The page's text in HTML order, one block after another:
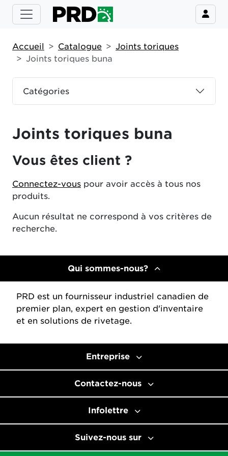
Catégories
Accueil Catalogue
Joints toriques
Joints toriques buna
Joints toriques buna
Vous êtes client ?
Connectez-vous pour avoir accès à tous nos
produits.
Aucun résultat ne correspond à vos critères de
recherche.
Qui sommes-nous?
PRD est un fournisseur industriel canadien de
premier plan, expert en gestion d'inventaire
et en solutions de rivetage.
Entreprise
Contactez-nous
Infolettre
Suivez-nous sur